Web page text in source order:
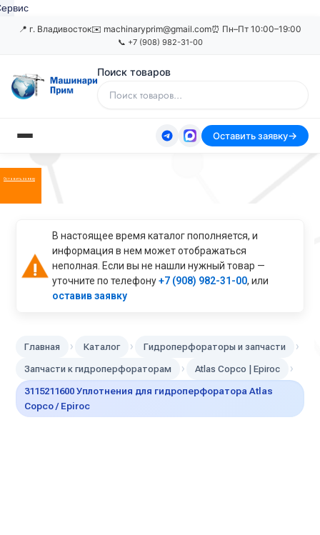
📍 г. Владивосток✉️ machinaryprim@gmail.com⏰ Пн–Пт 10:00–19:00
📞 +7 (908) 982-31-00
Поиск товаров
Оставить заявку
Оставить заявку
В настоящее время каталог пополняется, и
информация в нем может отображаться
неполная. Если вы не нашли нужный товар —
уточните по телефону+7 (908) 982-31-00, или
оставив заявку
Главная › Каталог › Гидроперфораторы и запчасти ›
Запчасти к гидроперфораторам › Atlas Copco | Epiroc ›
3115211600 Уплотнения для гидроперфоратора Atlas
Copco / Epiroc